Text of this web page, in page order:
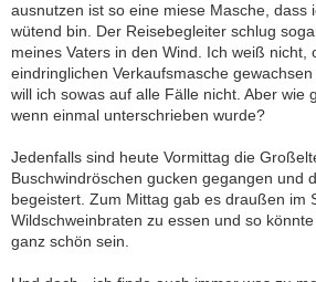
ausnutzen ist so eine miese Masche, dass
wütend bin. Der Reisebegleiter schlug
meines Vaters in den Wind. Ich weiß nicht,
eindringlichen Verkaufsmasche
will ich sowas auf alle Fälle nicht. Aber wie
wenn einmal unterschrieben wurde?
Jedenfalls sind heute Vormittag die
Buschwindröschen gucken gegangen und
begeistert. Zum Mittag gab es draußen im
Wildschweinbraten zu essen und so
ganz schön sein.